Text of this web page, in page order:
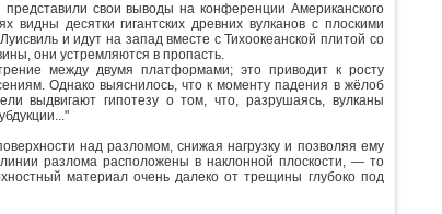
свои выводы на конференции Американского
десятки гигантских древних вулканов с плоскими
и идут на запад вместе с Тихоокеанской плитой со
они устремляются в пропасть.
между двумя платформами; это приводит к росту
Однако выяснилось, что к моменту падения в жёлоб
выдвигают гипотезу о том, что, разрушаясь, вулканы
над разломом, снижая нагрузку и позволяя ему
линии разлома расположены в наклонной плоскости, — то
материал очень далеко от трещины глубоко под